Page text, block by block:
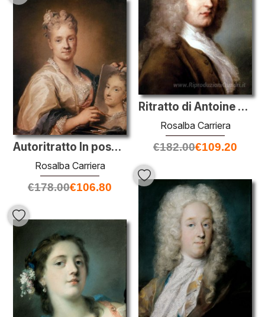
Ritratto di Antoine Watteau
Rosalba Carriera
€182.00€109.20
Autoritratto In possesso di un ritratto della sorella
Rosalba Carriera
€178.00€106.80